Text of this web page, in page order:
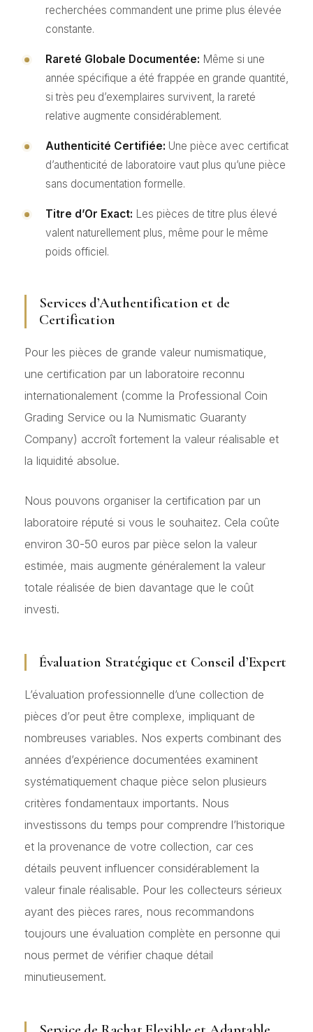
recherchées commandent une prime plus élevée
constante.
Rareté Globale Documentée: Même si une
année spécifique a été frappée en grande quantité,
si très peu d’exemplaires survivent, la rareté
relative augmente considérablement.
Authenticité Certifiée: Une pièce avec certificat
d’authenticité de laboratoire vaut plus qu’une pièce
sans documentation formelle.
Titre d’Or Exact: Les pièces de titre plus élevé
valent naturellement plus, même pour le même
poids officiel.
Services d’Authentification et de
Certification
Pour les pièces de grande valeur numismatique,
une certification par un laboratoire reconnu
internationalement (comme la Professional Coin
Grading Service ou la Numismatic Guaranty
Company) accroît fortement la valeur réalisable et
la liquidité absolue.
Nous pouvons organiser la certification par un
laboratoire réputé si vous le souhaitez. Cela coûte
environ 30-50 euros par pièce selon la valeur
estimée, mais augmente généralement la valeur
totale réalisée de bien davantage que le coût
investi.
Évaluation Stratégique et Conseil d’Expert
L’évaluation professionnelle d’une collection de
pièces d’or peut être complexe, impliquant de
nombreuses variables. Nos experts combinant des
années d’expérience documentées examinent
systématiquement chaque pièce selon plusieurs
critères fondamentaux importants. Nous
investissons du temps pour comprendre l’historique
et la provenance de votre collection, car ces
détails peuvent influencer considérablement la
valeur finale réalisable. Pour les collecteurs sérieux
ayant des pièces rares, nous recommandons
toujours une évaluation complète en personne qui
nous permet de vérifier chaque détail
minutieusement.